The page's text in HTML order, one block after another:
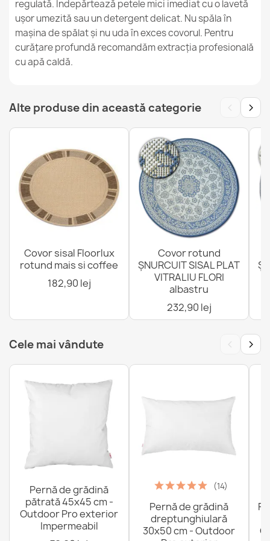
FLAT Covor sisal Romburi crem/negru
146,90 lej
146,90 lej
regulată. Îndepărtează petele mici imediat cu o lavetă
ușor umezită sau un detergent delicat. Nu spăla în
mașina de spălat și nu uda în exces covorul. Pentru
curățare profundă recomandăm extracția profesională
cu apă caldă.
Alte produse din această categorie ‹ ›
Covor sisal Floorlux
rotund mais si coffee
182,90 lej
Covor rotund
ȘNURCUIT SISAL PLAT
VITRALIU FLORI
albastru
232,90 lej
Cele mai vândute ‹ ›
Pernă de grădină
pătrată 45x45 cm -
Outdoor Pro exterior
Impermeabil
(14)
Pernă de grădină
dreptunghiulară
30x50 cm - Outdoor